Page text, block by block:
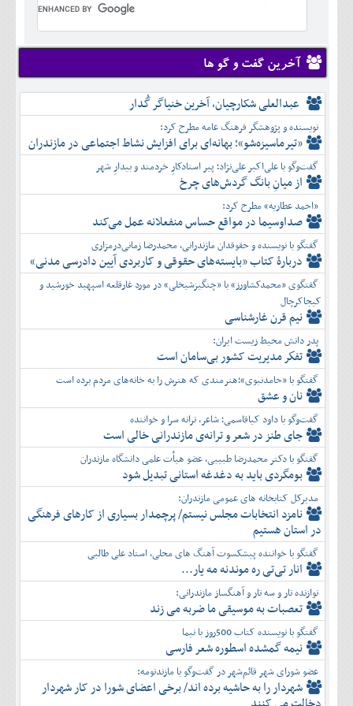
دی
بهمن
اسفند
آبان
آذر
دی
بهمن
اسفند
شهريور
مهر
آبان
آذر
دی
بهمن
اسفند
تير
مرداد
شهريور
مهر
آبان
آذر
دی
بهمن
اسفند
آخرین گفت و گو ها
عبدالعلی شکارچیان، آخرین خنیاگر گُدار
نویسنده و پژوهشگر فرهنگ عامه مطرح کرد:
«تیرماسیزه‌شو»؛ بهانه‌ای برای افزایش نشاط اجتماعی در مازندران
گفت‌وگو با علی‌اکبر علی‌نژاد؛ پیر استادکارِ خردمند و بیدارِ شهر
از میانِ بانگ گردش‌های چرخ
«احمد عطاریه» مطرح کرد:
صداوسیما در مواقع حساس منفعلانه عمل می‌کند
گفتگو با نویسنده و حقوقدان مازندرانی، محمدرضا زمانی‌درمزاری
دربارۀ کتاب ”بایسته‌های حقوقی و کاربردی آیین دادرسی مدنی»
گفتگوی «محمدکشاورز» با «چنگیزشیخلی» در مورد غارقلعه اسپهبد خورشید و
کیجاکرچال
نیم قرن غارشناسی
پدر دانش محیط زیست ایران:
تفكر مديريت کشور بی‌سامان است
گفتگو با «حامدنبوی»؛هنرمندی که هنرش را به خانه‌های مردم برده است
نان و عشق
گفت‌وگو با داود کیاقاسمی؛ شاعر، ترانه سرا و خواننده
جای طنز در شعر و ترانه‌ی مازندرانی خالی است
گفتگو با دکتر محمدرضا طبیبی، عضو هیأت علمی دانشگاه مازندران
بومگردی باید به دغدغه استانی تبدیل شود
مدیرکل کتابخانه های عمومی مازندران:
نامزد انتخابات مجلس نیستم/ پرچمدار بسیاری از کارهای فرهنگی
در استان هستیم
گفتگو با خواننده پیشکسوت آهنگ های محلی، استاد علی طالبی
انار تی‌تی ره موندنه مه یار...
نوازنده تار و سه تار و آهنگساز مازندرانی:
تعصبات به موسیقی ما ضربه می زند
گفتگو با نویسنده کتاب 500روز با نیما
نیمه گمشده اسطوره شعر فارسی
عضو شورای شهر قائم‌شهر در گفت‌و‌گو با مازندنومه:
شهردار را به حاشیه برده اند/ برخی اعضای شورا در کار شهردار